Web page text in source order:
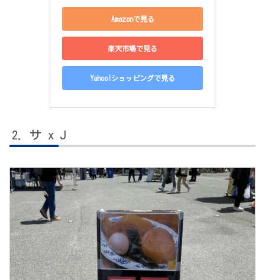
Amazonで見る
楽天市場で見る
Yahoo!ショッピングで見る
サ x J